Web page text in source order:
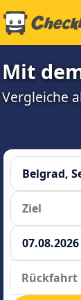
Mit
Vergleiche